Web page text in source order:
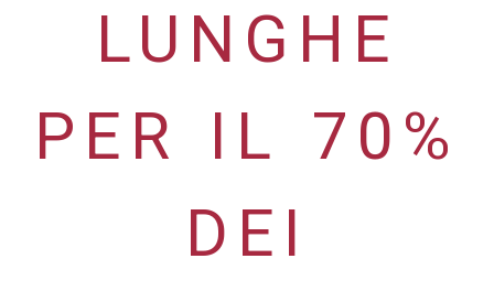
LUNGHE
PER IL 70%
DEI